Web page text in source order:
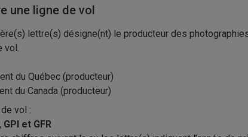
une ligne de vol
lettre(s) désigne(nt) le producteur des
vol.
du Québec (producteur)
du Canada (producteur)
vol :
GPI et GFR